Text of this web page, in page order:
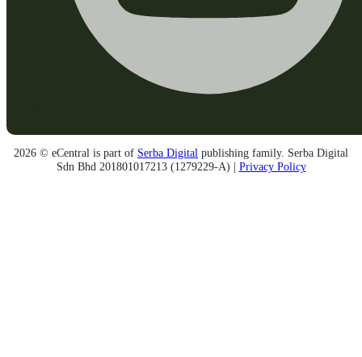
2026 © eCentral is part of Serba Digital publishing family. Serba Digital
Sdn Bhd 201801017213 (1279229-A) | Privacy Policy